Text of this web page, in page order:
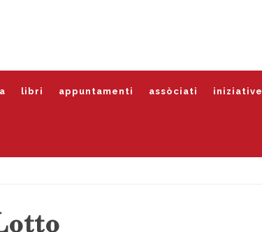
libri appuntamenti assòciati iniziative